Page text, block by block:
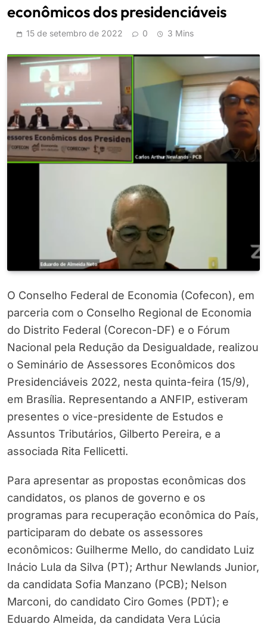
econômicos dos presidenciáveis
15 de setembro de 2022 0 3 Mins
O Conselho Federal de Economia (Cofecon), em
parceria com o Conselho Regional de Economia
do Distrito Federal (Corecon-DF) e o Fórum
Nacional pela Redução da Desigualdade, realizou
o Seminário de Assessores Econômicos dos
Presidenciáveis 2022, nesta quinta-feira (15/9),
em Brasília. Representando a ANFIP, estiveram
presentes o vice-presidente de Estudos e
Assuntos Tributários, Gilberto Pereira, e a
associada Rita Fellicetti.
Para apresentar as propostas econômicas dos
candidatos, os planos de governo e os
programas para recuperação econômica do País,
participaram do debate os assessores
econômicos: Guilherme Mello, do candidato Luiz
Inácio Lula da Silva (PT); Arthur Newlands Junior,
da candidata Sofia Manzano (PCB); Nelson
Marconi, do candidato Ciro Gomes (PDT); e
Eduardo Almeida, da candidata Vera Lúcia